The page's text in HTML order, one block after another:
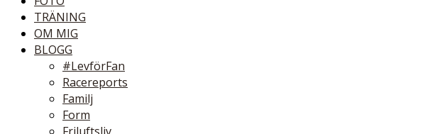
TRÄNING
OM MIG
BLOGG
#LevförFan
Racereports
Familj
Form